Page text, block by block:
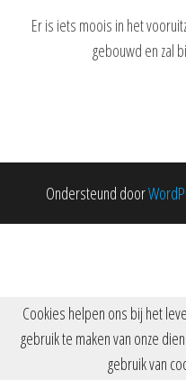
Er is iets moois in het
gebouwd en zal
Ondersteund door
Cookies helpen ons bij het
gebruik te maken van onze
gebruik van